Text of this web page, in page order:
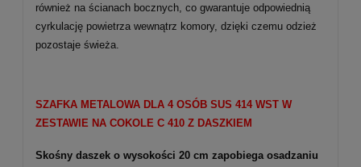
również na ścianach bocznych, co gwarantuje odpowiednią
cyrkulację powietrza wewnątrz komory, dzięki czemu odzież
pozostaje świeża.
SZAFKA METALOWA DLA 4 OSÓB SUS 414 WST W
ZESTAWIE NA COKOLE C 410 Z DASZKIEM
Skośny daszek o wysokości 20 cm zapobiega osadzaniu